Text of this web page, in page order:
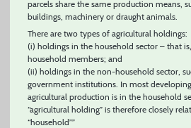
parcels share the same production means,
buildings, machinery or draught animals.
There are two types of agricultural holdings:
(i) holdings in the household sector – that
household members; and
(ii) holdings in the non-household sector,
government institutions. In most
agricultural production is in the household
“agricultural holding” is therefore closely
“household””